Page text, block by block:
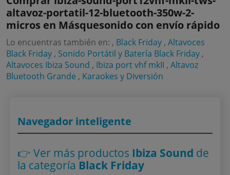
altavoz-portatil-12-bluetooth-350w-2-
micros en Másquesonido con envío rápido
Lo encuentras también en: , Black Friday ,Altavoces
Black Friday , Sonido Portátil y Batería Black Friday ,
Altavoces Ibiza Sound , Ibiza port vhf mkII ,Altavoz
Bluetooth Grande , Karaokes y Diversión
Navegador inteligente
👉 Ver más productos Ibiza Sound de
la categoría Black Friday